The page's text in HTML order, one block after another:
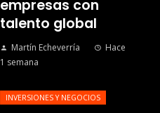
empresas con
talento global
Martín Echeverría
Hace
1 semana
INVERSIONES Y NEGOCIOS